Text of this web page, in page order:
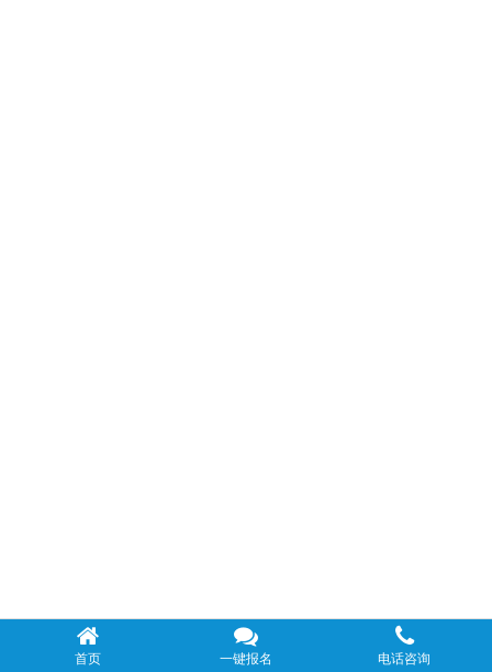
首页 一键报名 电话咨询